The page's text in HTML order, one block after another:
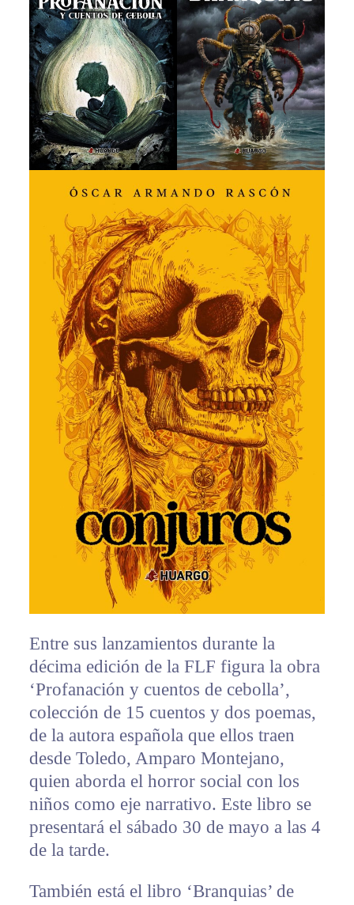
Entre sus lanzamientos durante la
décima edición de la FLF figura la obra
‘Profanación y cuentos de cebolla’,
colección de 15 cuentos y dos poemas,
de la autora española que ellos traen
desde Toledo, Amparo Montejano,
quien aborda el horror social con los
niños como eje narrativo. Este libro se
presentará el sábado 30 de mayo a las 4
de la tarde.
También está el libro ‘Branquias’ de